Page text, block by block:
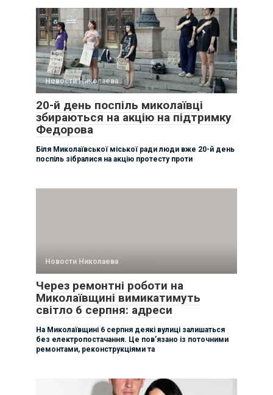
Новости Николаева
20-й день поспіль миколаївці
збираються на акцію на підтримку
Федорова
Біля Миколаївської міської ради люди вже 20-й день
поспіль зібралися на акцію протесту проти
Новости Николаева
Через ремонтні роботи на
Миколаївщині вимикатимуть
світло 6 серпня: адреси
На Миколаївщині 6 серпня деякі вулиці залишаться
без електропостачання. Це пов’язано із поточними
ремонтами, реконструкціями та